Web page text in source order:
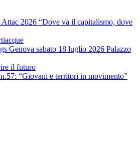
2026 “Dove va il capitalismo, dove
Genova sabato 18 luglio 2026 Palazzo
il futuro
“Giovani e territori in movimento”